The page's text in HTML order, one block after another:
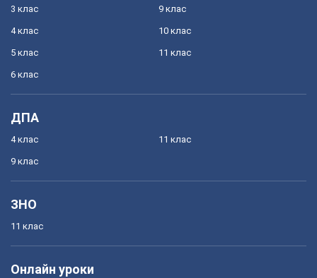
3 клас
4 клас
5 клас
6 клас
9 клас
10 клас
11 клас
ДПА
4 клас
9 клас
11 клас
ЗНО
11 клас
Онлайн уроки